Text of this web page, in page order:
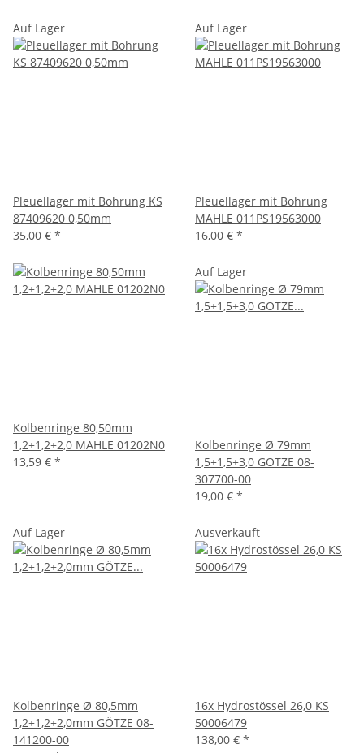
Auf Lager
Pleuellager mit Bohrung KS
87409620 0,50mm
35,00 € *
Auf Lager
Pleuellager mit Bohrung
MAHLE 011PS19563000
16,00 € *
Kolbenringe 80,50mm
1,2+1,2+2,0 MAHLE 01202N0
13,59 € *
Auf Lager
Kolbenringe Ø 79mm
1,5+1,5+3,0 GÖTZE 08-
307700-00
19,00 € *
Auf Lager
Kolbenringe Ø 80,5mm
1,2+1,2+2,0mm GÖTZE 08-
141200-00
Ausverkauft
16x Hydrostössel 26,0 KS
50006479
138,00 € *